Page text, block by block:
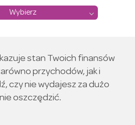
Wybierz
stan Twoich finansów
przychodów, jak i
czy nie wydajesz za dużo
oszczędzić.